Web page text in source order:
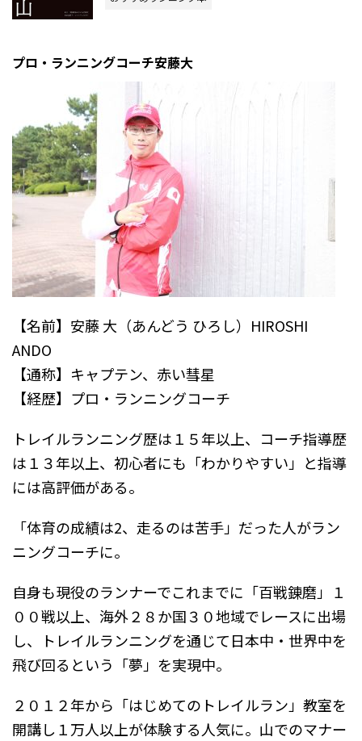
プロ・ランニングコーチ安藤大
【名前】安藤 大（あんどう ひろし）HIROSHI
ANDO
【通称】キャプテン、赤い彗星
【経歴】プロ・ランニングコーチ
トレイルランニング歴は１５年以上、コーチ指導歴
は１３年以上、初心者にも「わかりやすい」と指導
には高評価がある。
「体育の成績は2、走るのは苦手」だった人がラン
ニングコーチに。
自身も現役のランナーでこれまでに「百戦錬磨」１
００戦以上、海外２８か国３０地域でレースに出場
し、トレイルランニングを通じて日本中・世界中を
飛び回るという「夢」を実現中。
２０１２年から「はじめてのトレイルラン」教室を
開講し１万人以上が体験する人気に。山でのマナー